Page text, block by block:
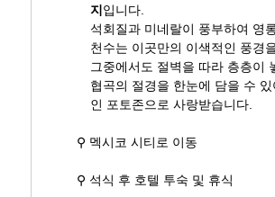
지 입니다.
석회질과 미네랄이 풍부하여 영
천수는 이곳만의 이색적인 풍경
그중에서도 절벽을 따라 층층이
협곡의 절경을 한눈에 담을 수
인 포토존으로 사랑받습니다.
⚲ 멕시코 시티로 이동
⚲ 석식 후 호텔 투숙 및 휴식